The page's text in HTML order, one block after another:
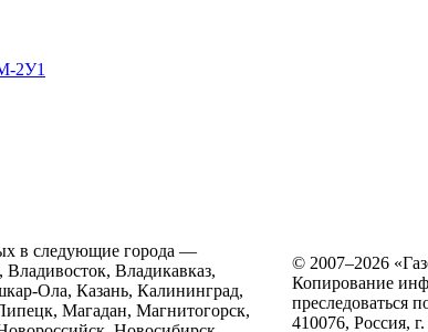
2У1
в следующие города —
Владикавказ,
Ола, Казань, Калининград,
Магадан, Магнитогорск,
© 2007–2026
Копирование
преследоваться
410076, Россия, г.